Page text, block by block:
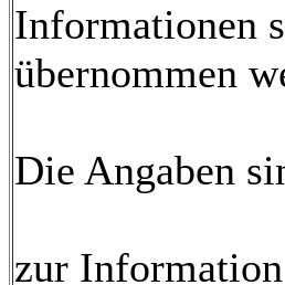
Informationen
übernommen
Die Angaben
zur